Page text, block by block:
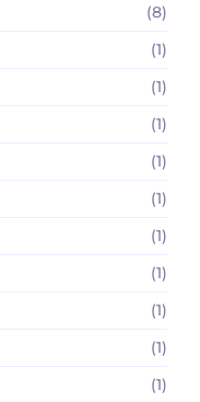
(8)
(1)
(1)
(1)
(1)
(1)
(1)
(1)
(1)
(1)
(1)